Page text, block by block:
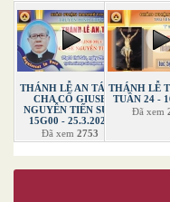
THÁNH LỄ AN TÁNG
CHA CỐ GIUSE
NGUYỄN TIẾN SỰ -
15G00 - 25.3.2022
Đã xem 2753
THÁNH LỄ
TUẦN 24 -
Đã xem